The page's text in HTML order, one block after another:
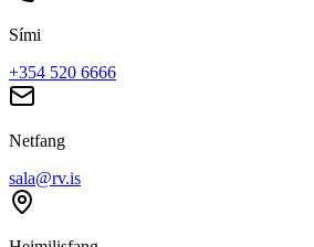
Sími
+354 520 6666
Netfang
sala@rv.is